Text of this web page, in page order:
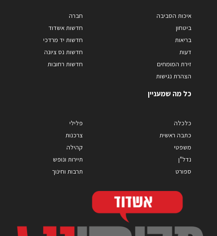
איכות הסביבה
ביטחון
בריאות
דעות
זירת המומחים
הצהרת נגישות
חברה
חדשות אשדוד
חדשות יד מרדכי
חדשות נס ציונה
חדשות רחובות
כל מה שמעניין
כלכלה
כתבה ראשית
משפטי
נדל"ן
ספורט
פלילי
צרכנות
קהילה
תיירות ונופש
תרבות וחינוך